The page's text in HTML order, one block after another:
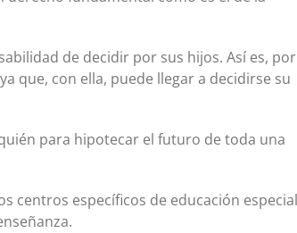
de decidir por sus hijos. Así es, por
que, con ella, puede llegar a decidirse su
para hipotecar el futuro de toda una
centros específicos de educación